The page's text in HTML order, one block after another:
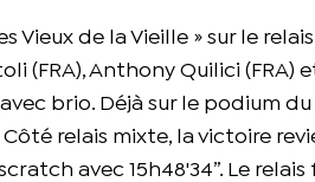
Vieux de la Vieille » sur le
(FRA), Anthony Quilici (FRA)
brio. Déjà sur le podium
relais mixte, la victoire
avec 15h48'34”. Le